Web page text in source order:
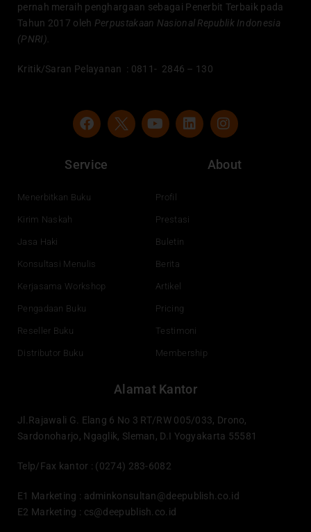
pernah meraih penghargaan sebagai Penerbit Terbaik pada
Tahun 2017 oleh Perpustakaan Nasional Republik Indonesia
(PNRI).
Kritik/Saran Pelayanan : 0811- 2846 – 130
F
a
e
b
o
Y
o
e
L
i
n
I
n
a
Service
Menerbitkan Buku
Kirim Naskah
Jasa Haki
Konsultasi Menulis
Kerjasama Workshop
Pengadaan Buku
Reseller Buku
Distributor Buku
About
Profil
Prestasi
Buletin
Berita
Artikel
Pricing
Testimoni
Membership
Alamat Kantor
Jl.Rajawali G. Elang 6 No 3 RT/RW 005/033, Drono,
Sardonoharjo, Ngaglik, Sleman, D.I Yogyakarta 55581
Telp/Fax kantor : (0274) 283-6082
E1 Marketing : adminkonsultan@deepublish.co.id
E2 Marketing : cs@deepublish.co.id